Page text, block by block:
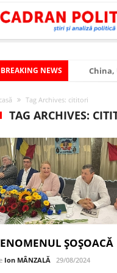
BREAKING NEWS
China,
Tag Archives: cititori
TAG ARCHIVES:
ȘOȘOACĂ
Ion MÂNZALĂ 29/08/2024